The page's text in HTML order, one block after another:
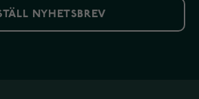
NYHETSBREV